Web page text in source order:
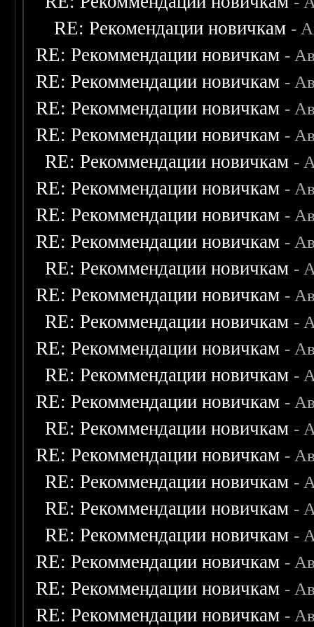
RE: Рекомендации новичкам -
RE: Рекоммендации новичкам -
RE: Рекоммендации новичкам -
RE: Рекоммендации новичкам -
RE: Рекоммендации новичкам -
RE: Рекоммендации новичкам -
RE: Рекоммендации новичкам -
RE: Рекоммендации новичкам -
RE: Рекоммендации новичкам -
RE: Рекоммендации новичкам -
RE: Рекоммендации новичкам -
RE: Рекоммендации новичкам -
RE: Рекоммендации новичкам -
RE: Рекоммендации новичкам -
RE: Рекоммендации новичкам -
RE: Рекоммендации новичкам -
RE: Рекоммендации новичкам -
RE: Рекоммендации новичкам -
RE: Рекоммендации новичкам -
RE: Рекоммендации новичкам -
RE: Рекоммендации новичкам -
RE: Рекоммендации новичкам -
RE: Рекоммендации новичкам -